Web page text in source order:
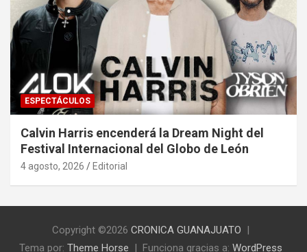
ESPECTÁCULOS
Calvin Harris encenderá la Dream Night del
Festival Internacional del Globo de León
4 agosto, 2026 Editorial
Copyright ©2026 CRONICA GUANAJUATO
Tema por: Theme Horse Funciona gracias a: WordPress